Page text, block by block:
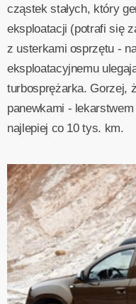
cząstek stałych, który
eksploatacji (potrafi się
z usterkami osprzętu -
eksploatacyjnemu
turbosprężarka. Gorzej,
panewkami -
najlepiej co 10 tys. km.